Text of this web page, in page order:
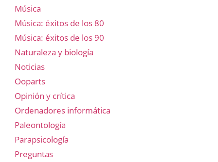
Música
Música: éxitos de los 80
Música: éxitos de los 90
Naturaleza y biología
Noticias
Ooparts
Opinión y crítica
Ordenadores informática
Paleontología
Parapsicología
Preguntas